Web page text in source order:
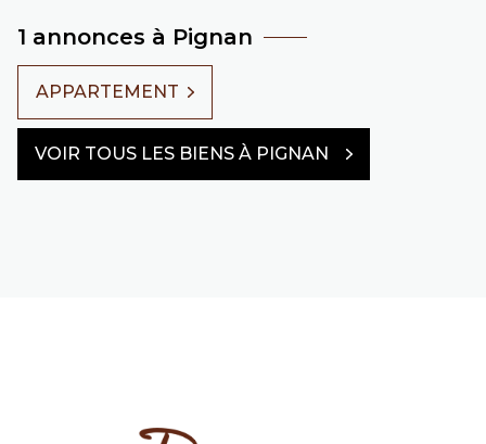
1 annonces à Pignan
APPARTEMENT
VOIR TOUS LES BIENS À PIGNAN